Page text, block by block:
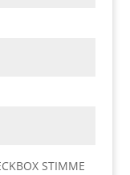
STIMME